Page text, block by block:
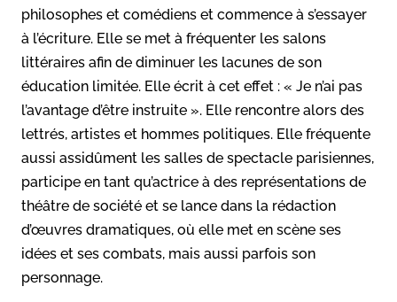
philosophes et comédiens et commence à s’essayer
à l’écriture. Elle se met à fréquenter les salons
littéraires afin de diminuer les lacunes de son
éducation limitée. Elle écrit à cet effet : « Je n’ai pas
l’avantage d’être instruite ». Elle rencontre alors des
lettrés, artistes et hommes politiques. Elle fréquente
aussi assidûment les salles de spectacle parisiennes,
participe en tant qu’actrice à des représentations de
théâtre de société et se lance dans la rédaction
d’œuvres dramatiques, où elle met en scène ses
idées et ses combats, mais aussi parfois son
personnage.